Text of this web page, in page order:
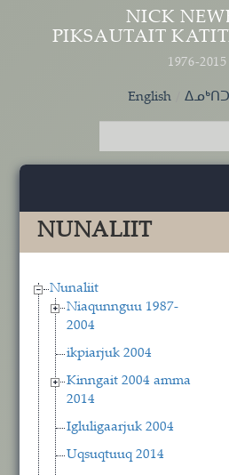
Skip to main content
NICK
PIKSAUTAIT
1976-2015
English
NUNALIIT
Nunaliit
Niaqunnguu 1987-
2004
ikpiarjuk 2004
Kinngait 2004 amma
2014
Igluligaarjuk 2004
Uqsuqtuuq 2014